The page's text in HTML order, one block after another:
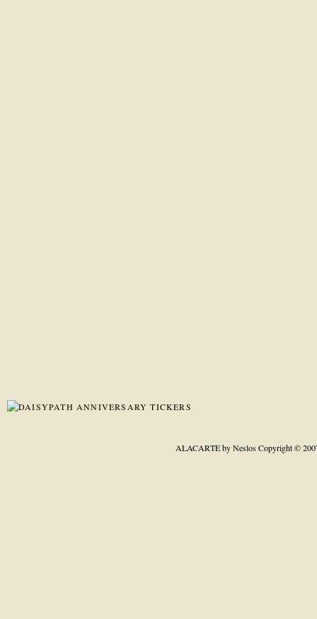
ALACARTE by NeslosCopyright ©